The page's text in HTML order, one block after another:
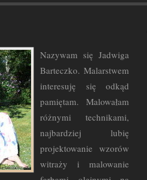
Nazywam się Jadwiga
Barteczko. Malarstwem
interesuję się odkąd
pamiętam. Malowałam
różnymi technikami,
najbardziej lubię
projektowanie wzorów
witraży i malowanie